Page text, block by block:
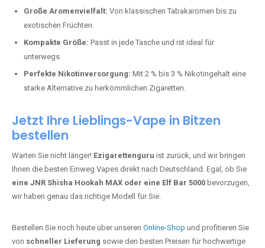
Große Aromenvielfalt: Von klassischen Tabakaromen bis zu
exotischen Früchten.
Kompakte Größe: Passt in jede Tasche und ist ideal für
unterwegs.
Perfekte Nikotinversorgung: Mit 2 % bis 3 % Nikotingehalt eine
starke Alternative zu herkömmlichen Zigaretten.
Jetzt Ihre Lieblings-Vape in Bitzen
bestellen
Warten Sie nicht länger! Ezigarettenguru ist zurück, und wir bringen
Ihnen die besten Einweg Vapes direkt nach Deutschland. Egal, ob Sie
eine JNR Shisha Hookah MAX oder eine Elf Bar 5000 bevorzugen,
wir haben genau das richtige Modell für Sie.
Bestellen Sie noch heute über unseren Online-Shop und profitieren Sie
von schneller Lieferung sowie den besten Preisen für hochwertige